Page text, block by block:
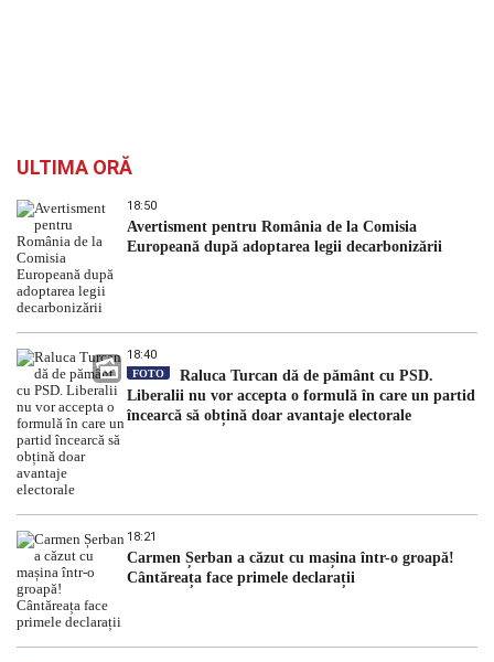
ULTIMA ORĂ
18:50
Avertisment pentru România de la Comisia
Europeană după adoptarea legii decarbonizării
18:40
FOTO
Raluca Turcan dă de pământ cu PSD.
Liberalii nu vor accepta o formulă în care un partid
încearcă să obțină doar avantaje electorale
18:21
Carmen Șerban a căzut cu mașina într-o groapă!
Cântăreața face primele declarații